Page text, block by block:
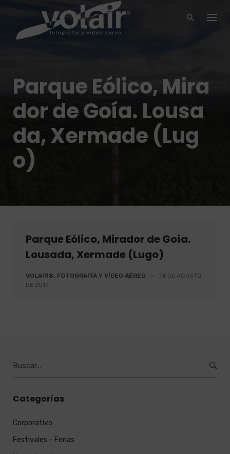
content
Parque Eólico, Mira
dor de Goía. Lousa
da, Xermade (Lug
o)
Parque Eólico, Mirador de Goía.
Lousada, Xermade (Lugo)
VOLAIR®, FOTOGRAFÍA Y VÍDEO AÉREO —
14 DE AGOSTO
DE 2017
Categorías
Corporativo
Festivales – Ferias